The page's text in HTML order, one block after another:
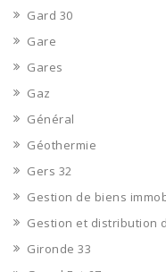
Gard 30
Gare
Gares
Gaz
Général
Géothermie
Gers 32
Gestion de biens
Gestion et distribution
Gironde 33